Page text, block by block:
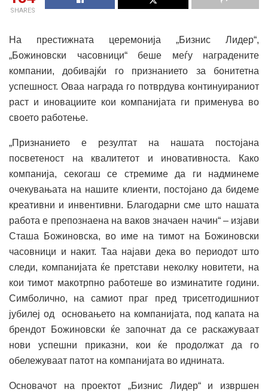
SHARES
На престижната церемонија „Бизнис Лидер“,
„Божиновски часовници“ беше меѓу наградените
компании, добивајќи го признанието за бонитетна
успешност. Оваа награда го потврдува континуираниот
раст и иновациите кои компанијата ги применува во
своето работење.
„Признанието е резултат на нашата постојана
посветеност на квалитетот и иновативноста. Како
компанија, секогаш се стремиме да ги надминеме
очекувањата на нашите клиенти, постојано да бидеме
креативни и инвентивни. Благодарни сме што нашата
работа е препознаена на ваков значаен начин“ – изјави
Сташа Божиновска, во име на тимот на Божиновски
часовници и накит. Таа најави дека во периодот што
следи, компанијата ќе претстави неколку новитети, на
кои тимот макотрпно работеше во изминатите години.
Симболично, на самиот праг пред трисетгодишниот
јубилеј од основањето на компанијата, под капата на
брендот Божиновски ќе започнат да се раскажуваат
нови успешни приказни, кои ќе продолжат да го
обележуваат патот на компанијата во иднината.
Основачот на проектот „Бизнис Лидер“ и извршен